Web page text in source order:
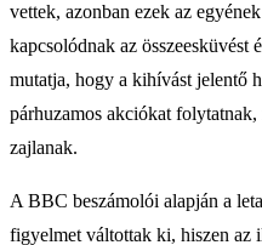
vettek, azonban ezek az
kapcsolódnak az
mutatja, hogy a kihívást jelentő
párhuzamos akciókat
zajlanak.
A BBC beszámolói alapján a
figyelmet váltottak ki, hiszen az